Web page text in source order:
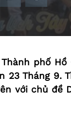
phố
23 Tháng 9.
với chủ đề